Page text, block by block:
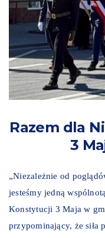
Razem dla
3
„Niezależnie od
jesteśmy jedną
Konstytucji 3 Maja w
przypominający, że siła